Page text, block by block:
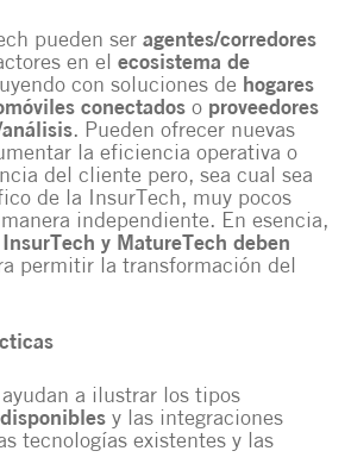
pueden seragentes/corredores
en elecosistema de
con soluciones de hogares
conectados o proveedores
. Pueden ofrecer nuevas
la eficiencia operativa o
del cliente pero, sea cual sea
de la InsurTech, muy pocos
independiente. En esencia,
InsurTech y MatureTech deben
permitir la transformación del
a ilustrar los tipos
y las integraciones
tecnologías existentes y las